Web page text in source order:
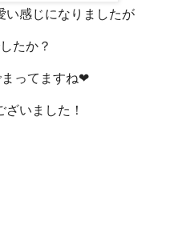
い感じになりましたが
たか？
ってますね❤
ざいました！